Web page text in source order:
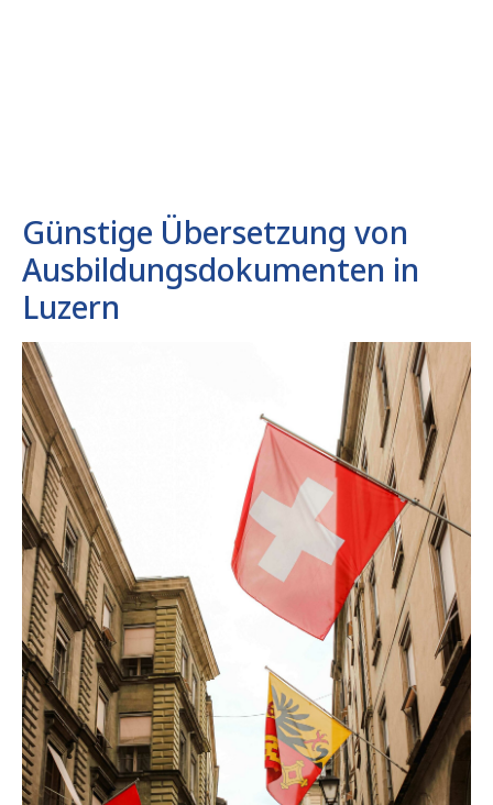
Günstige Übersetzung von
Ausbildungsdokumenten in
Luzern